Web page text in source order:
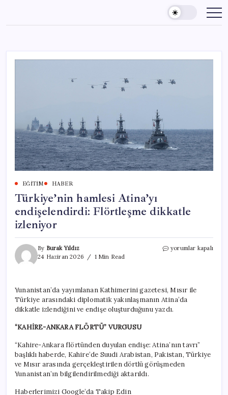
content
EĞITIM HABER
Türkiye’nin hamlesi Atina’yı
endişelendirdi: Flörtleşme dikkatle
izleniyor
By Burak Yıldız
24 Haziran 2026
1 Min Read
Türkiye’nin
dikkatle
izleniyor
için
yorumlar kapalı
Yunanistan’da yayımlanan Kathimerini gazetesi, Mısır ile
Türkiye arasındaki diplomatik yakınlaşmanın Atina’da
dikkatle izlendiğini ve endişe oluşturduğunu yazdı.
“KAHİRE-ANKARA FLÖRTÜ” VURGUSU
“Kahire-Ankara flörtünden duyulan endişe: Atina’nın tavrı”
başlıklı haberde, Kahire’de Suudi Arabistan, Pakistan, Türkiye
ve Mısır arasında gerçekleştirilen dörtlü görüşmeden
Yunanistan’ın bilgilendirilmediği aktarıldı.
Haberlerimizi Google’da Takip Edin